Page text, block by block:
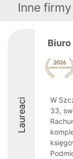
Inne
Laureaci
Biuro
W
33,